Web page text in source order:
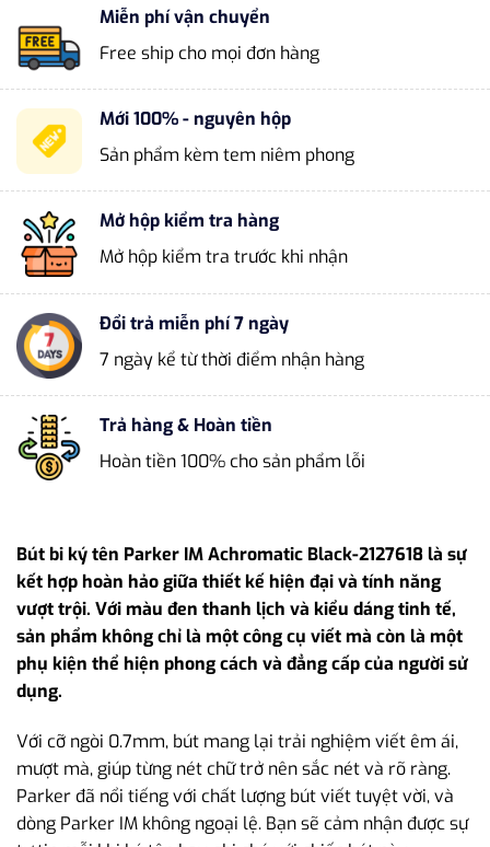
Miễn phí vận chuyển
Free ship cho mọi đơn hàng
Mới 100% - nguyên hộp
Sản phẩm kèm tem niêm phong
Mở hộp kiểm tra hàng
Mở hộp kiểm tra trước khi nhận
Đổi trả miễn phí 7 ngày
7 ngày kể từ thời điểm nhận hàng
Trả hàng & Hoàn tiền
Hoàn tiền 100% cho sản phẩm lỗi
Bút bi ký tên Parker IM Achromatic Black-2127618 là sự
kết hợp hoàn hảo giữa thiết kế hiện đại và tính năng
vượt trội. Với màu đen thanh lịch và kiểu dáng tinh tế,
sản phẩm không chỉ là một công cụ viết mà còn là một
phụ kiện thể hiện phong cách và đẳng cấp của người sử
dụng.
Với cỡ ngòi 0.7mm, bút mang lại trải nghiệm viết êm ái,
mượt mà, giúp từng nét chữ trở nên sắc nét và rõ ràng.
Parker đã nổi tiếng với chất lượng bút viết tuyệt vời, và
dòng Parker IM không ngoại lệ. Bạn sẽ cảm nhận được sự